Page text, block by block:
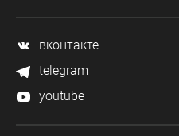
вконтакте
telegram
youtube